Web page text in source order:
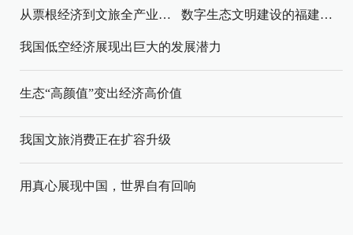
从票根经济到文旅全产业链升级 数字生态文明建设的福建路径与启示
我国低空经济展现出巨大的发展潜力
生态“高颜值”变出经济高价值
我国文旅消费正在扩容升级
用真心展现中国，世界自有回响